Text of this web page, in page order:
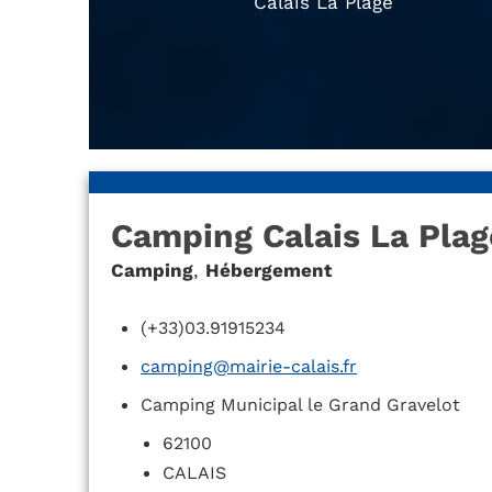
Camping Calais La
Camping, Hébergement
(+33)03.91915234
camping@mairie-calais.fr
Camping Municipal le Grand Gravelot
62100
CALAIS